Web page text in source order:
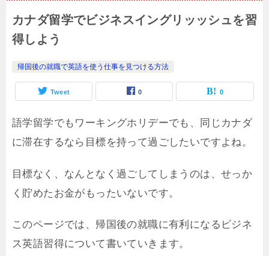
カナダ留学でビジネスイングリッッシュを習
得しよう
帰国後の就職で英語を使う仕事を見つける方法
Tweet 0 0
語学留学でもワーキングホリデーでも、同じカナダ
に滞在するなら目標を持って過ごしたいですよね。
目標なく、なんとなく過ごしてしまうのは、せっか
く貯めたお金がもったいないです。
このページでは、帰国後の就職に有利になるビジネ
ス英語習得について書いていきます。